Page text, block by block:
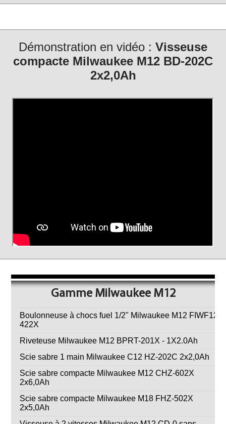
Démonstration en vidéo : Visseuse
compacte Milwaukee M12 BD-202C
2x2,0Ah
Gamme Milwaukee M12
Boulonneuse à chocs fuel 1/2" Milwaukee M12 FIWF12-
422X
Riveteuse Milwaukee M12 BPRT-201X - 1X2.0Ah
Scie sabre 1 main Milwaukee C12 HZ-202C 2x2,0Ah
Scie sabre compacte Milwaukee M12 CHZ-602X
2x6,0Ah
Scie sabre compacte Milwaukee M18 FHZ-502X
2x5,0Ah